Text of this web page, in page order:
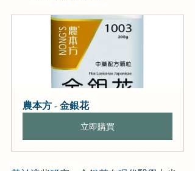
農本方 - 金銀花
立即購買